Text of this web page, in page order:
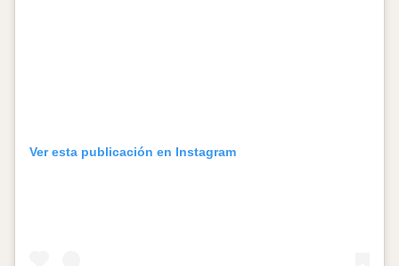
Ver esta publicación en Instagram